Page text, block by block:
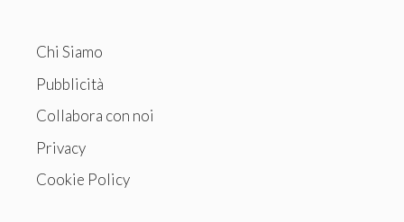
Chi Siamo
Pubblicità
Collabora con noi
Privacy
Cookie Policy